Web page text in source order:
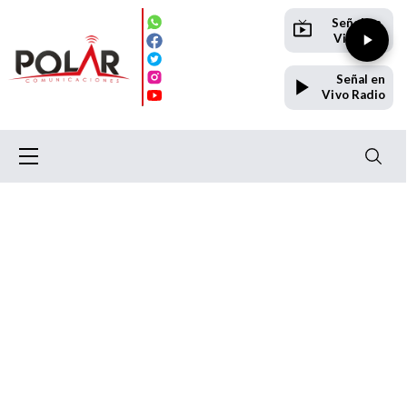
Señal en
Vivo TV
Señal en
Vivo Radio